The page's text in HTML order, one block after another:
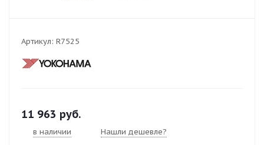
Артикул: R7525
11 963 руб.
в наличии Нашли дешевле?